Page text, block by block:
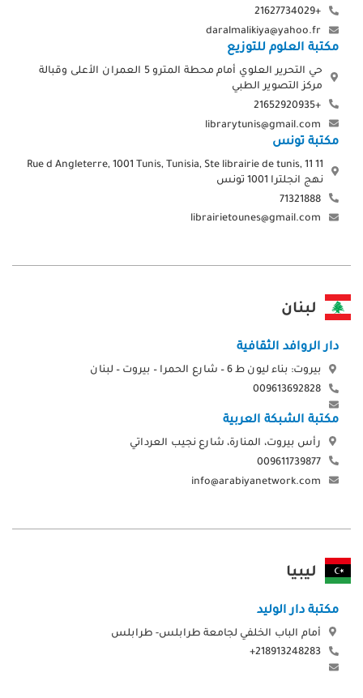
+21627734029
daralmalikiya@yahoo.fr
مكتبة العلوم للتوزيع
حي التحرير العلوي أمام محطة المترو 5 العمران الأعلى وقبالة
مركز التصوير الطبي
+21652920935
librarytunis@gmail.com
مكتبة تونس
11 Rue d Angleterre, 1001 Tunis, Tunisia, Ste librairie de tunis, 11
نهج انجلترا 1001 تونس
71321888
librairietounes@gmail.com
لبنان
دار الروافد الثقافية
بيروت: بناء ليون ط 6 – شارع الحمرا – بيروت – لبنان
009613692828
مكتبة الشبكة العربية
رأس بيروت، المنارة، شارع نجيب العرداتي
009611739877
info@arabiyanetwork.com
ليبيا
مكتبة دار الوليد
أمام الباب الخلفي لجامعة طرابلس- طرابلس
218913248283+